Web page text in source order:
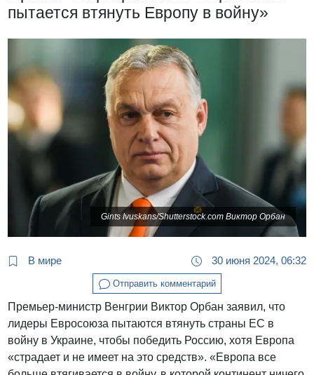
пытается втянуть Европу в войну»
Gints Ivuskans/Shutterstock.com Виктор Орбан
В мире 30 июня 2024, 06:32
Отправить комментарий
Премьер-министр Венгрии Виктор Орбан заявил, что
лидеры Евросоюза пытаются втянуть страны ЕС в
войну в Украине, чтобы победить Россию, хотя Европа
«страдает и не имеет на это средств». «Европа все